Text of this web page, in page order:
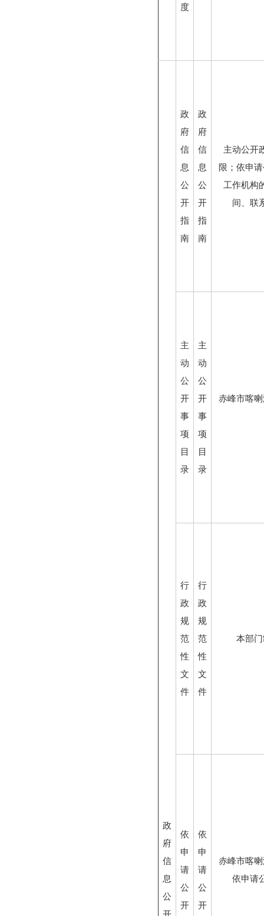
度
政
府
信
息
公
开
政
府
信
息
公
开
指
南
政
府
信
息
公
开
指
南
主动公开
限；依申
工作机构
间、联
主
动
公
开
事
项
目
录
主
动
公
开
事
项
目
录
赤峰市喀
行
政
规
范
性
文
件
行
政
规
范
性
文
件
本部
依
申
请
公
开
依
申
请
公
开
赤峰市喀
依申请